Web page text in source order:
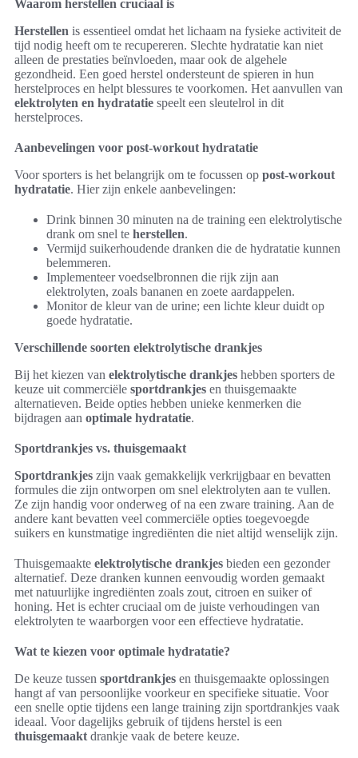
Waarom herstellen cruciaal is
Herstellen is essentieel omdat het lichaam na fysieke activiteit de
tijd nodig heeft om te recupereren. Slechte hydratatie kan niet
alleen de prestaties beïnvloeden, maar ook de algehele
gezondheid. Een goed herstel ondersteunt de spieren in hun
herstelproces en helpt blessures te voorkomen. Het aanvullen van
elektrolyten en hydratatie speelt een sleutelrol in dit
herstelproces.
Aanbevelingen voor post-workout hydratatie
Voor sporters is het belangrijk om te focussen op post-workout
hydratatie. Hier zijn enkele aanbevelingen:
Drink binnen 30 minuten na de training een elektrolytische
drank om snel te herstellen.
Vermijd suikerhoudende dranken die de hydratatie kunnen
belemmeren.
Implementeer voedselbronnen die rijk zijn aan
elektrolyten, zoals bananen en zoete aardappelen.
Monitor de kleur van de urine; een lichte kleur duidt op
goede hydratatie.
Verschillende soorten elektrolytische drankjes
Bij het kiezen van elektrolytische drankjes hebben sporters de
keuze uit commerciële sportdrankjes en thuisgemaakte
alternatieven. Beide opties hebben unieke kenmerken die
bijdragen aan optimale hydratatie.
Sportdrankjes vs. thuisgemaakt
Sportdrankjes zijn vaak gemakkelijk verkrijgbaar en bevatten
formules die zijn ontworpen om snel elektrolyten aan te vullen.
Ze zijn handig voor onderweg of na een zware training. Aan de
andere kant bevatten veel commerciële opties toegevoegde
suikers en kunstmatige ingrediënten die niet altijd wenselijk zijn.
Thuisgemaakte elektrolytische drankjes bieden een gezonder
alternatief. Deze dranken kunnen eenvoudig worden gemaakt
met natuurlijke ingrediënten zoals zout, citroen en suiker of
honing. Het is echter cruciaal om de juiste verhoudingen van
elektrolyten te waarborgen voor een effectieve hydratatie.
Wat te kiezen voor optimale hydratatie?
De keuze tussen sportdrankjes en thuisgemaakte oplossingen
hangt af van persoonlijke voorkeur en specifieke situatie. Voor
een snelle optie tijdens een lange training zijn sportdrankjes vaak
ideaal. Voor dagelijks gebruik of tijdens herstel is een
thuisgemaakt drankje vaak de betere keuze.